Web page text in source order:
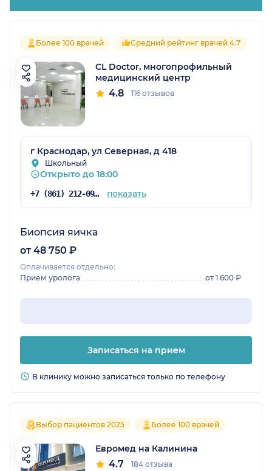
Более 100 врачей Средний рейтинг врачей 4.7
CL Doctor, многопрофильный
медицинский центр
4.8 116 отзывов
г Краснодар, ул Северная, д 418
Школьный
Открыто до 18:00
+7 (861) 212-09-71 показать
Биопсия яичка
от 48 750 ₽
Оплачивается отдельно:
Прием уролога
от 1 600 ₽
Записаться на прием
В клинику можно записаться только по телефону
Выбор пациентов 2025 Более 100 врачей
Евромед на Калинина
4.7 184 отзыва